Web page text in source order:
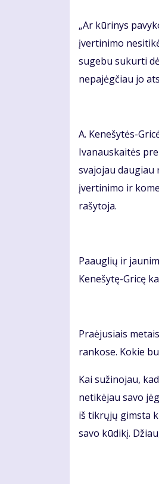
„Ar kūrinys
įvertinimo
sugebu sukurti
nepajėgčiau jo
A. Kenešytės-
Ivanauskaitės
svajojau daugiau
įvertinimo ir
rašytoja.
Paauglių ir
Kenešytę-Gricę
Praėjusiais
rankose. Kokie
Kai sužinojau,
netikėjau savo
iš tikrųjų gimsta
savo kūdikį.